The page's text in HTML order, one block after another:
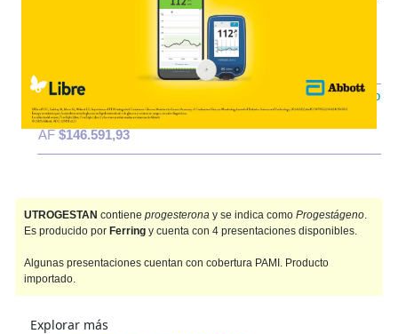
IOMA
Cobertura Monto Fijo
OS$45.342,09
AF $146.591,93
UTROGESTAN contiene progesterona y se indica como Progestágeno.
Es producido por Ferring y cuenta con 4 presentaciones disponibles.
Algunas presentaciones cuentan con cobertura PAMI. Producto
importado.
Explorar más